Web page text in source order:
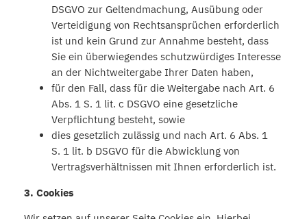
DSGVO zur Geltendmachung, Ausübung oder
Verteidigung von Rechtsansprüchen erforderlich
ist und kein Grund zur Annahme besteht, dass
Sie ein überwiegendes schutzwürdiges Interesse
an der Nichtweitergabe Ihrer Daten haben,
für den Fall, dass für die Weitergabe nach Art. 6
Abs. 1 S. 1 lit. c DSGVO eine gesetzliche
Verpflichtung besteht, sowie
dies gesetzlich zulässig und nach Art. 6 Abs. 1
S. 1 lit. b DSGVO für die Abwicklung von
Vertragsverhältnissen mit Ihnen erforderlich ist.
3. Cookies